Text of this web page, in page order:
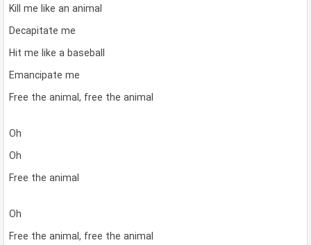
Kill me like an animal
Decapitate me
Hit me like a baseball
Emancipate me
Free the animal, free the animal
Oh
Oh
Free the animal
Oh
Free the animal, free the animal